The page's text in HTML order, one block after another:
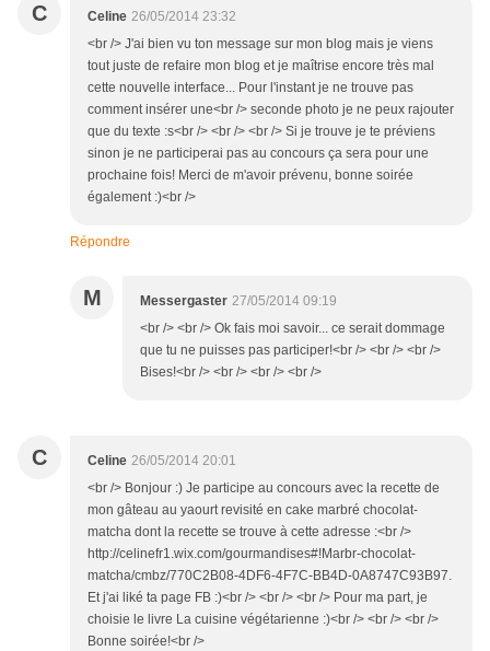
C Celine 26/05/2014 23:32
<br /> J'ai bien vu ton message sur mon blog mais je viens
tout juste de refaire mon blog et je maîtrise encore très mal
cette nouvelle interface... Pour l'instant je ne trouve pas
comment insérer une<br /> seconde photo je ne peux rajouter
que du texte :s<br /> <br /> <br /> Si je trouve je te préviens
sinon je ne participerai pas au concours ça sera pour une
prochaine fois! Merci de m'avoir prévenu, bonne soirée
également :)<br />
Répondre
M Messergaster 27/05/2014 09:19
<br /> <br /> Ok fais moi savoir... ce serait dommage
que tu ne puisses pas participer!<br /> <br /> <br />
Bises!<br /> <br /> <br /> <br />
C Celine 26/05/2014 20:01
<br /> Bonjour :) Je participe au concours avec la recette de
mon gâteau au yaourt revisité en cake marbré chocolat-
matcha dont la recette se trouve à cette adresse :<br />
http://celinefr1.wix.com/gourmandises#!Marbr-chocolat-
matcha/cmbz/770C2B08-4DF6-4F7C-BB4D-0A8747C93B97.
Et j'ai liké ta page FB :)<br /> <br /> <br /> Pour ma part, je
choisie le livre La cuisine végétarienne :)<br /> <br /> <br />
Bonne soirée!<br />